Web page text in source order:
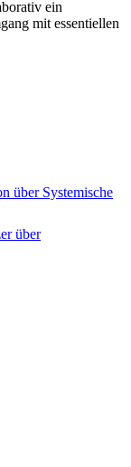
ein
mit essentiellen
über Systemische
über